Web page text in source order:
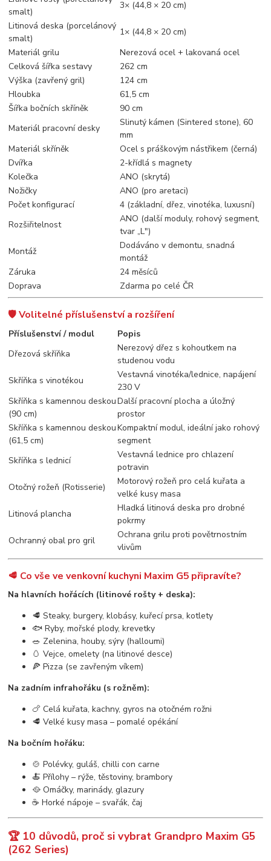
smalt)
3× (44,8 × 20 cm)
Litinová deska (porcelánový
smalt)
1× (44,8 × 20 cm)
Materiál grilu
Nerezová ocel + lakovaná ocel
Celková šířka sestavy
262 cm
Výška (zavřený gril)
124 cm
Hloubka
61,5 cm
Šířka bočních skříněk
90 cm
Materiál pracovní desky
Slinutý kámen (Sintered stone), 60
mm
Materiál skříněk
Ocel s práškovým nástřikem (černá)
Dvířka
2-křídlá s magnety
Kolečka
ANO (skrytá)
Nožičky
ANO (pro aretaci)
Počet konfigurací
4 (základní, dřez, vinotéka, luxusní)
Rozšiřitelnost
ANO (další moduly, rohový segment,
tvar „L")
Montáž
Dodáváno v demontu, snadná
montáž
Záruka
24 měsíců
Doprava
Zdarma po celé ČR
🛡️ Volitelné příslušenství a rozšíření
Příslušenství / modul
Popis
Dřezová skříňka
Nerezový dřez s kohoutkem na
studenou vodu
Skříňka s vinotékou
Vestavná vinotéka/lednice, napájení
230 V
Skříňka s kamennou deskou
(90 cm)
Další pracovní plocha a úložný
prostor
Skříňka s kamennou deskou
(61,5 cm)
Kompaktní modul, ideální jako rohový
segment
Skříňka s lednicí
Vestavná lednice pro chlazení
potravin
Otočný rožeň (Rotisserie)
Motorový rožeň pro celá kuřata a
velké kusy masa
Litinová plancha
Hladká litinová deska pro drobné
pokrmy
Ochranný obal pro gril
Ochrana grilu proti povětrnostním
vlivům
🥩 Co vše ve venkovní kuchyni Maxim G5 připravíte?
Na hlavních hořácích (litinové rošty + deska):
🥩 Steaky, burgery, klobásy, kuřecí prsa, kotlety
🐟 Ryby, mořské plody, krevetky
🥗 Zelenina, houby, sýry (halloumi)
🥚 Vejce, omelety (na litinové desce)
🍕 Pizza (se zavřeným víkem)
Na zadním infrahořáku (s rožněm):
🍗 Celá kuřata, kachny, gyros na otočném rožni
🥩 Velké kusy masa – pomalé opékání
Na bočním hořáku:
🍲 Polévky, guláš, chilli con carne
🍝 Přílohy – rýže, těstoviny, brambory
🥘 Omáčky, marinády, glazury
☕ Horké nápoje – svařák, čaj
🏆 10 důvodů, proč si vybrat Grandpro Maxim G5
(262 Series)